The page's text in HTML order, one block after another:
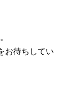
お待ちしてい